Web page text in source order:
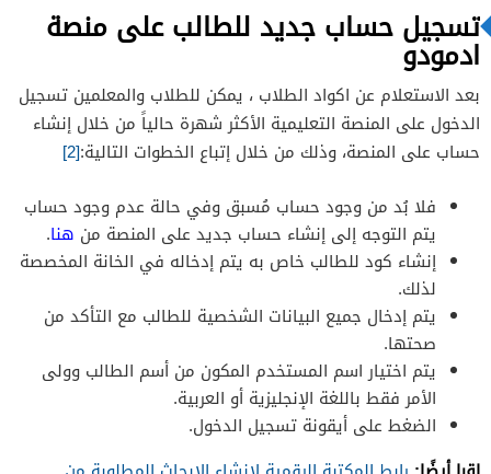
تسجيل حساب جديد للطالب على منصة
ادمودو
بعد الاستعلام عن اكواد الطلاب ، يمكن للطلاب والمعلمين تسجيل
الدخول على المنصة التعليمية الأكثر شهرة حالياً من خلال إنشاء
حساب على المنصة، وذلك من خلال إتباع الخطوات التالية:[2]
فلا بُد من وجود حساب مُسبق وفي حالة عدم وجود حساب
يتم التوجه إلى إنشاء حساب جديد على المنصة من هنا.
إنشاء كود للطالب خاص به يتم إدخاله في الخانة المخصصة
لذلك.
يتم إدخال جميع البيانات الشخصية للطالب مع التأكد من
صحتها.
يتم اختيار اسم المستخدم المكون من أسم الطالب وولى
الأمر فقط باللغة الإنجليزية أو العربية.
الضغط على أيقونة تسجيل الدخول.